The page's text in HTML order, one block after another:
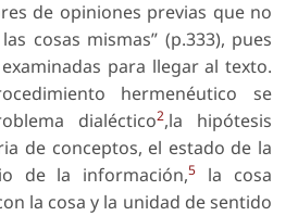
de opiniones previas que no
cosas mismas” (p.333), pues
para llegar al texto.
hermenéutico se
dialéctico2,la hipótesis
de conceptos, el estado de la
de la información,5
la cosa
la cosa y la unidad de sentido